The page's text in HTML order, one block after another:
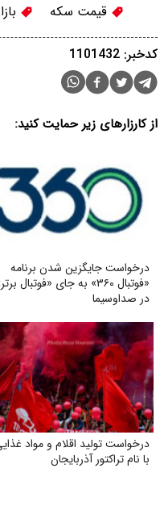
قیمت سکه
کدخبر: 1101432
از کارزارهای زیر حمایت کنید:
درخواست جایگزین شدن برنامه
«فوتبال ۳۶۰» به جای «فوتبال
در صداوسیما
درخواست تولید اقلام و مواد
با نام تراکتور آذربایجان